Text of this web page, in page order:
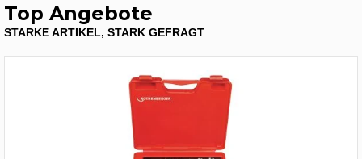
Top Angebote
STARKE ARTIKEL, STARK GEFRAGT